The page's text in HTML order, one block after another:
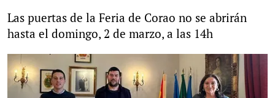
Las puertas de la Feria de Corao no se abrirán
hasta el domingo, 2 de marzo, a las 14h